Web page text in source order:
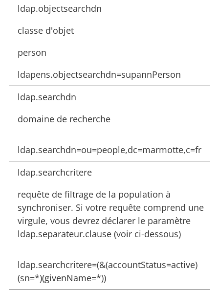
ldap.objectsearchdn
classe d'objet
person
ldapens.objectsearchdn=supannPerson
ldap.searchdn
domaine de recherche
ldap.searchdn=ou=people,dc=marmotte,c=fr
ldap.searchcritere
requête de filtrage de la population à
synchroniser. Si votre requête comprend une
virgule, vous devrez déclarer le paramètre
ldap.separateur.clause (voir ci-dessous)
ldap.searchcritere=(&(accountStatus=active)
(sn=*)(givenName=*))